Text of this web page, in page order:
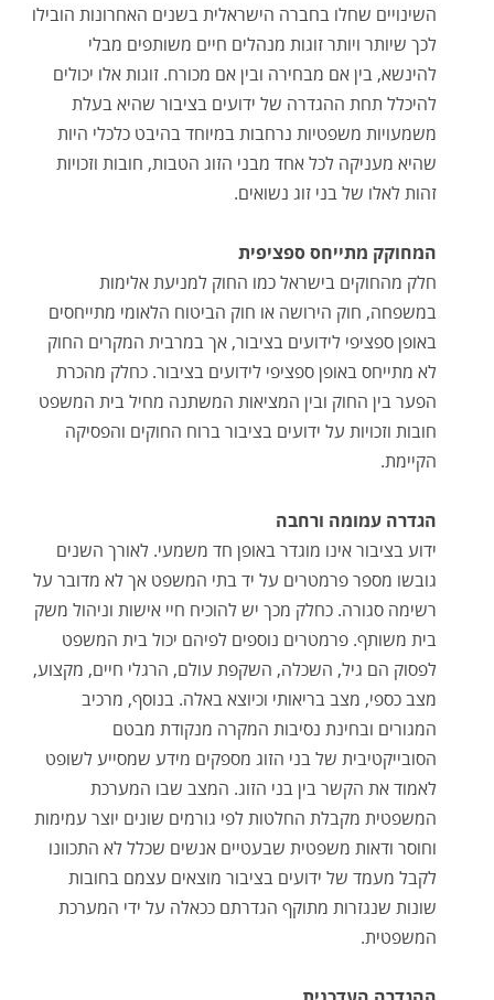
השינויים שחלו בחברה הישראלית בשנים האחרונות הובילו
לכך שיותר ויותר זוגות מנהלים חיים משותפים מבלי
להינשא, בין אם מבחירה ובין אם מכורח. זוגות אלו יכולים
להיכלל תחת ההגדרה של ידועים בציבור שהיא בעלת
משמעויות משפטיות נרחבות במיוחד בהיבט כלכלי היות
שהיא מעניקה לכל אחד מבני הזוג הטבות, חובות וזכויות
זהות לאלו של בני זוג נשואים.
המחוקק מתייחס ספציפית
חלק מהחוקים בישראל כמו החוק למניעת אלימות
במשפחה, חוק הירושה או חוק הביטוח הלאומי מתייחסים
באופן ספציפי לידועים בציבור, אך במרבית המקרים החוק
לא מתייחס באופן ספציפי לידועים בציבור. כחלק מהכרת
הפער בין החוק ובין המציאות המשתנה מחיל בית המשפט
חובות וזכויות על ידועים בציבור ברוח החוקים והפסיקה
הקיימת.
הגדרה עמומה ורחבה
ידוע בציבור אינו מוגדר באופן חד משמעי. לאורך השנים
גובשו מספר פרמטרים על יד בתי המשפט אך לא מדובר על
רשימה סגורה. כחלק מכך יש להוכיח חיי אישות וניהול משק
בית משותף. פרמטרים נוספים לפיהם יכול בית המשפט
לפסוק הם גיל, השכלה, השקפת עולם, הרגלי חיים, מקצוע,
מצב כספי, מצב בריאותי וכיוצא באלה. בנוסף, מרכיב
המגורים ובחינת נסיבות המקרה מנקודת מבטם
הסובייקטיבית של בני הזוג מספקים מידע שמסייע לשופט
לאמוד את הקשר בין בני הזוג. המצב שבו המערכת
המשפטית מקבלת החלטות לפי גורמים שונים יוצר עמימות
וחוסר ודאות משפטית שבעטיים אנשים שכלל לא התכוונו
לקבל מעמד של ידועים בציבור מוצאים עצמם בחובות
שונות שנגזרות מתוקף הגדרתם ככאלה על ידי המערכת
המשפטית.